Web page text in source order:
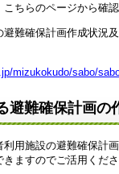
ちらのページから確
確保計画作成状況及
mizukokudo/sabo/
避難確保計画の
用施設の避難確保計画
ますのでご活用くださ